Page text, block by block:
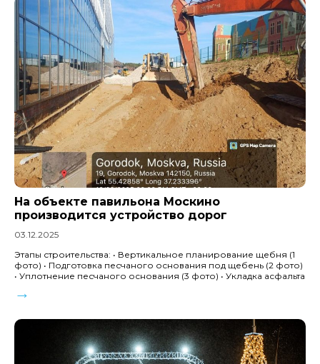
На объекте павильона Москино
производится устройство дорог
03.12.2025
Этапы строительства: • Вертикальное планирование щебня (1
фото) • Подготовка песчаного основания под щебень (2 фото)
• Уплотнение песчаного основания (3 фото) • Укладка асфальта
→